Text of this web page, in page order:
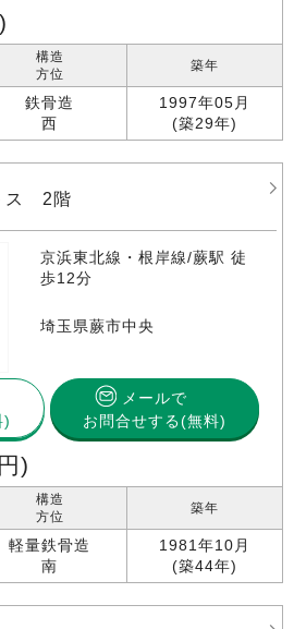
構造
方位
鉄骨造
西
築年
1997年05月
(築29年)
ス 2階
京浜東北線・根岸線/蕨駅 徒
歩12分
埼玉県蕨市中央
メールで
お問合せする(無料)
)
構造
方位
軽量鉄骨造
南
築年
1981年10月
(築44年)